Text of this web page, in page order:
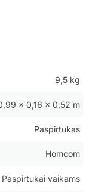
9,5 kg
× 0,16 × 0,52 m
Paspirtukas
Homcom
Paspirtukai vaikams